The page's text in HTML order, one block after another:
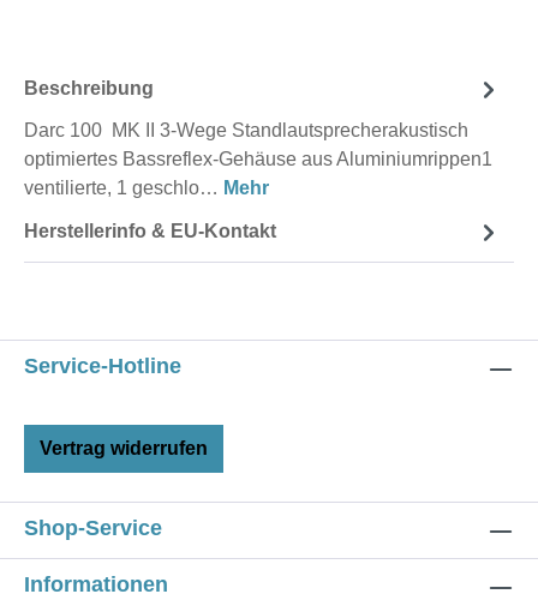
Beschreibung
Darc 100 MK II 3-Wege Standlautsprecherakustisch
optimiertes Bassreflex-Gehäuse aus Aluminiumrippen1
ventilierte, 1 geschlo… Mehr
Herstellerinfo & EU-Kontakt
Service-Hotline
Vertrag widerrufen
Shop-Service
Informationen